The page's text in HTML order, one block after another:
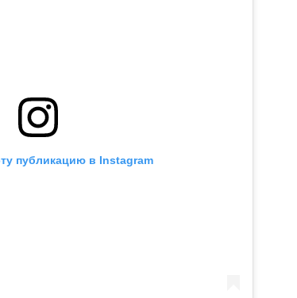
публикацию в Instagram